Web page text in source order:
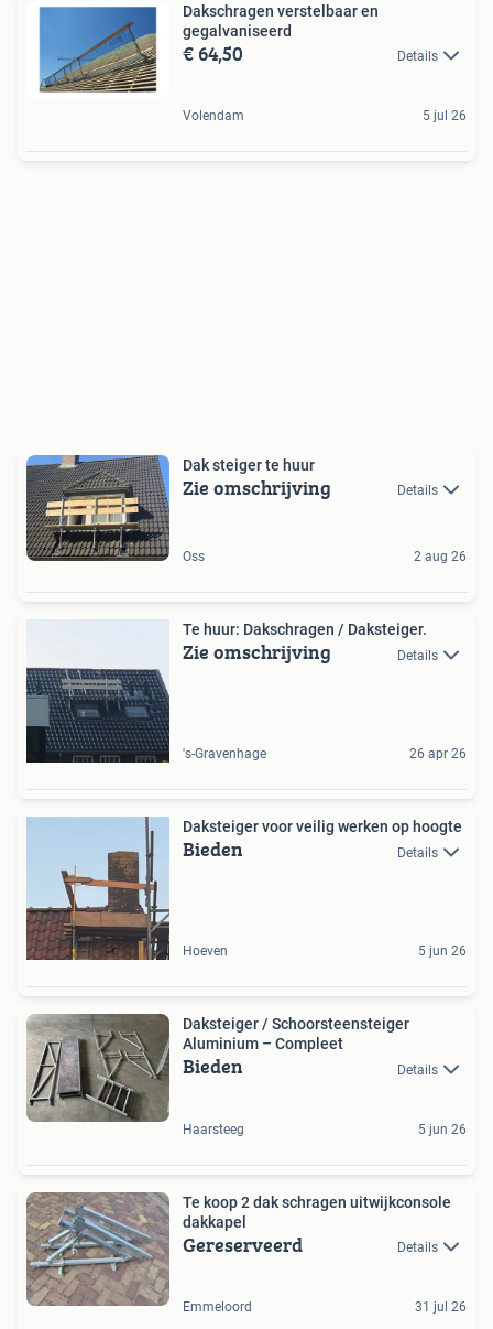
Dakschragen verstelbaar en
gegalvaniseerd
€ 64,50 Details
Volendam 5 jul 26
Dak steiger te huur
Zie omschrijving Details
Oss 2 aug 26
Te huur: Dakschragen / Daksteiger.
Zie omschrijving Details
's-Gravenhage 26 apr 26
Daksteiger voor veilig werken op hoogte
Bieden Details
Hoeven 5 jun 26
Daksteiger / Schoorsteensteiger
Aluminium – Compleet
Bieden Details
Haarsteeg 5 jun 26
Te koop 2 dak schragen uitwijkconsole
dakkapel
Gereserveerd Details
Emmeloord 31 jul 26